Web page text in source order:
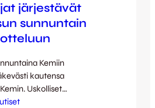
järjestävät
sunnuntain
Kemiin
kautensa
Uskolliset
kavahda hieman